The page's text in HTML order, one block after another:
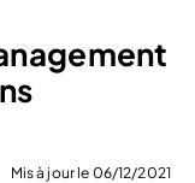
Mis à jour le 06/12/2021